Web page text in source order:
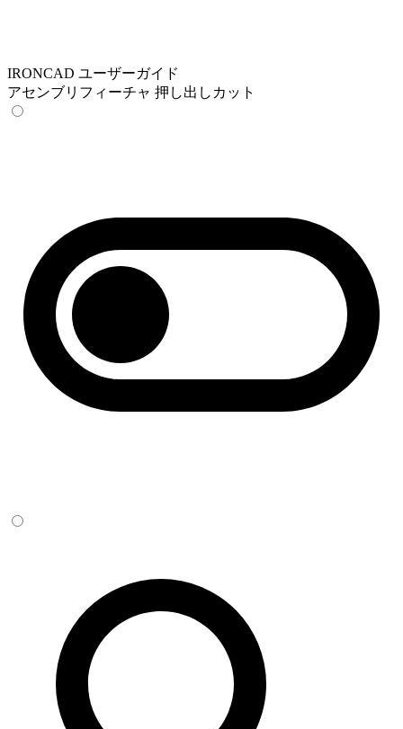
IRONCAD ユーザーガイド
アセンブリフィーチャ 押し出しカット